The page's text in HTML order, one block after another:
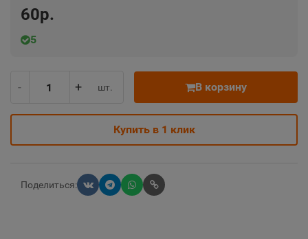
60р.
5
- + шт. В корзину
Купить в 1 клик
Поделиться: